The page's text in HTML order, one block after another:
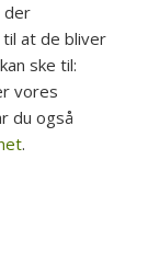
der
at de bliver
ske til:
vores
du også
.